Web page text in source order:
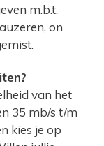
m.b.t.
on
van het
35 mb/s t/m
kies je op